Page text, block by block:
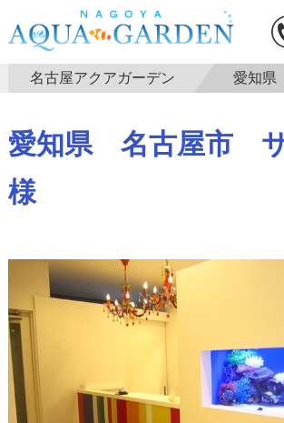
名古屋アクアガーデン 愛知
愛知県 名古屋市
様